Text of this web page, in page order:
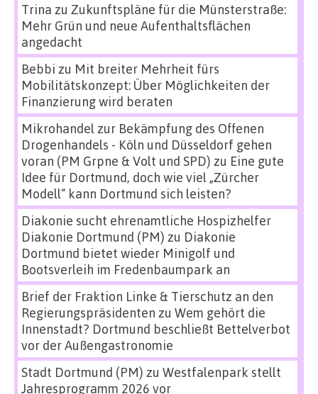
Trina zu Zukunftspläne für die Münsterstraße:
Mehr Grün und neue Aufenthaltsflächen
angedacht
Bebbi zu Mit breiter Mehrheit fürs
Mobilitätskonzept: Über Möglichkeiten der
Finanzierung wird beraten
Mikrohandel zur Bekämpfung des Offenen
Drogenhandels - Köln und Düsseldorf gehen
voran (PM Grpne & Volt und SPD) zu Eine gute
Idee für Dortmund, doch wie viel „Zürcher
Modell“ kann Dortmund sich leisten?
Diakonie sucht ehrenamtliche Hospizhelfer
Diakonie Dortmund (PM) zu Diakonie
Dortmund bietet wieder Minigolf und
Bootsverleih im Fredenbaumpark an
Brief der Fraktion Linke & Tierschutz an den
Regierungspräsidenten zu Wem gehört die
Innenstadt? Dortmund beschließt Bettelverbot
vor der Außengastronomie
Stadt Dortmund (PM) zu Westfalenpark stellt
Jahresprogramm 2026 vor